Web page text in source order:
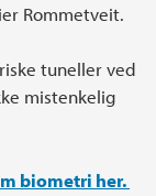
Rommetveit.
tuneller ved
mistenkelig
biometri her.